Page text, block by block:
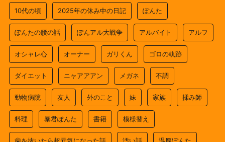
10代の頃 2025年の休み中の日記 ぽんた
ぽんたの腰の話 ぽんアル大戦争 アルバイト アルフ
オシャレ心 オーナー ガリくん ゴロの軌跡
ダイエット ニャアアアン メガネ 不調
動物病院 友人 外のこと 妹 家族 揉み師
料理 暴君ぽんた 書籍 模様替え
歯を抜いたら超元気になった話 汚い話 温厚ぽんた